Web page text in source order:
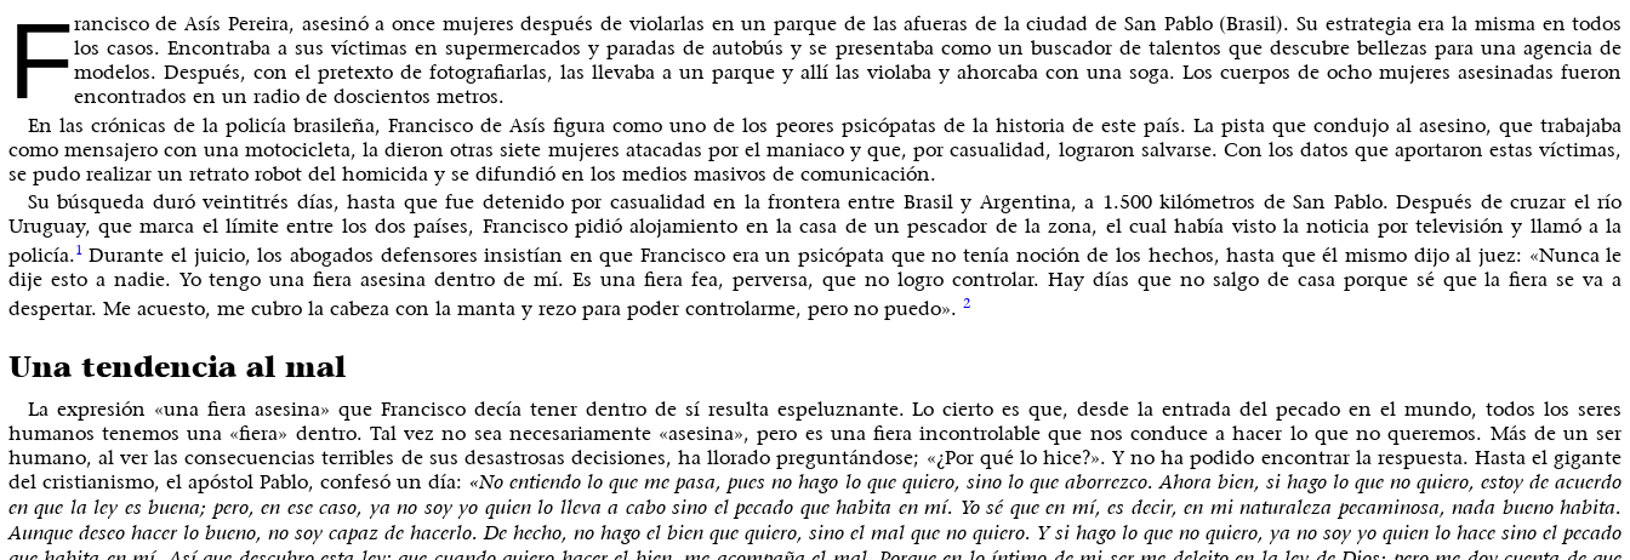
Francisco de Asís Pereira, asesinó a once mujeres después de violarlas en un parque de las afueras de la ciudad de San Pablo (Brasil). Su estrategia era la misma en todos
los casos. Encontraba a sus víctimas en supermercados y paradas de autobús y se presentaba como un buscador de talentos que descubre bellezas para una agencia de
modelos. Después, con el pretexto de fotografiarlas, las llevaba a un parque y allí las violaba y ahorcaba con una soga. Los cuerpos de ocho mujeres asesinadas fueron
encontrados en un radio de doscientos metros.
En las crónicas de la policía brasileña, Francisco de Asís figura como uno de los peores psicópatas de la historia de este país. La pista que condujo al asesino, que trabajaba
como mensajero con una motocicleta, la dieron otras siete mujeres atacadas por el maniaco y que, por casualidad, lograron salvarse. Con los datos que aportaron estas víctimas,
se pudo realizar un retrato robot del homicida y se difundió en los medios masivos de comunicación.
Su búsqueda duró veintitrés días, hasta que fue detenido por casualidad en la frontera entre Brasil y Argentina, a 1.500 kilómetros de San Pablo. Después de cruzar el río
Uruguay, que marca el límite entre los dos países, Francisco pidió alojamiento en la casa de un pescador de la zona, el cual había visto la noticia por televisión y llamó a la
policía.1Durante el juicio, los abogados defensores insistían en que Francisco era un psicópata que no tenía noción de los hechos, hasta que él mismo dijo al juez: «Nunca le
dije esto a nadie. Yo tengo una fiera asesina dentro de mí. Es una fiera fea, perversa, que no logro controlar. Hay días que no salgo de casa porque sé que la fiera se va a
despertar. Me acuesto, me cubro la cabeza con la manta y rezo para poder controlarme, pero no puedo». 2
Una tendencia al mal
La expresión «una fiera asesina» que Francisco decía tener dentro de sí resulta espeluznante. Lo cierto es que, desde la entrada del pecado en el mundo, todos los seres
humanos tenemos una «fiera» dentro. Tal vez no sea necesariamente «asesina», pero es una fiera incontrolable que nos conduce a hacer lo que no queremos. Más de un ser
humano, al ver las consecuencias terribles de sus desastrosas decisiones, ha llorado preguntándose; «¿Por qué lo hice?». Y no ha podido encontrar la respuesta. Hasta el gigante
del cristianismo, el apóstol Pablo, confesó un día: «No entiendo lo que me pasa, pues no hago lo que quiero, sino lo que aborrezco. Ahora bien, si hago lo que no quiero, estoy de acuerdo
en que la ley es buena; pero, en ese caso, ya no soy yo quien lo lleva a cabo sino el pecado que habita en mí. Yo sé que en mí, es decir, en mi naturaleza pecaminosa, nada bueno habita.
Aunque deseo hacer lo bueno, no soy capaz de hacerlo. De hecho, no hago el bien que quiero, sino el mal que no quiero. Y si hago lo que no quiero, ya no soy yo quien lo hace sino el pecado